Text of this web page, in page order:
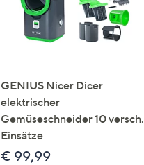
GENIUS Nicer Dicer
elektrischer
Gemüseschneider 10 versch.
Einsätze
€ 99,99